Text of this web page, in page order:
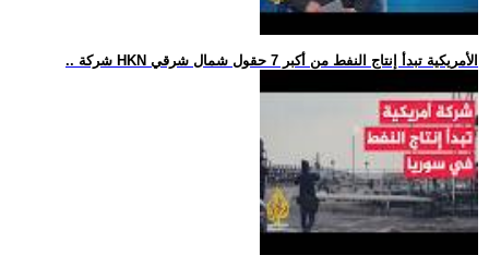
.. شركة HKN الأمريكية تبدأ إنتاج النفط من أكبر 7 حقول شمال شرقي